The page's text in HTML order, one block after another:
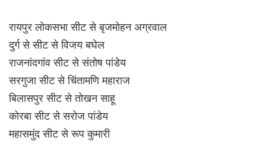
रायपुर लोकसभा सीट से बृजमोहन अग्रवाल
दुर्ग से सीट से विजय बघेल
राजनांदगांव सीट से संतोष पांडेय
सरगुजा सीट से चिंतामणि महाराज
बिलासपुर सीट से तोखन साहू
कोरबा सीट से सरोज पांडेय
महासमुंद सीट से रूप कुमारी